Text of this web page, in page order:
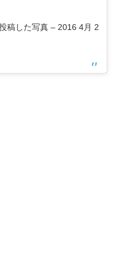
稿した写真 – 2016 4月 2